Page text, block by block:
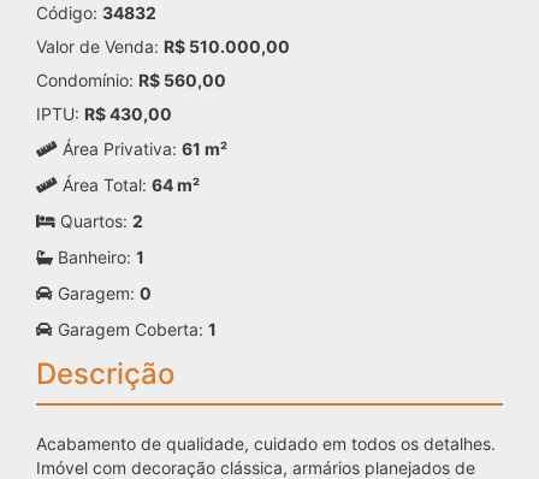
Código: 34832
Valor de Venda: R$ 510.000,00
Condomínio: R$ 560,00
IPTU: R$ 430,00
Área Privativa: 61 m²
Área Total: 64 m²
Quartos: 2
Banheiro: 1
Garagem: 0
Garagem Coberta: 1
Descrição
Acabamento de qualidade, cuidado em todos os detalhes.
Imóvel com decoração clássica, armários planejados de